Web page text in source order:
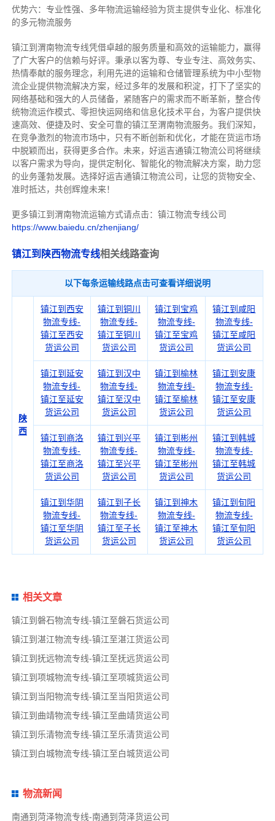
优势六：专业性强、多年物流运输经验为货主提供专业化、标准化
的多元物流服务
镇江到渭南物流专线凭借卓越的服务质量和高效的运输能力，赢得
了广大客户的信赖与好评。 秉承以客为尊、专业专注、高效务实、
热情奉献的服务理念，利用先进的运输和仓储管理系统为中小型物
流企业提供物流解决方案，经过多年的发展和积淀，打下了坚实的
网络基础和强大的人员储备，紧随客户的需求而不断革新，整合传
统物流运作模式、零担快运网络和信息化技术平台，为客户提供快
速高效、便捷及时、安全可靠的镇江至渭南物流服务。 我们深知，
在竞争激烈的物流市场中，只有不断创新和优化，才能在货运市场
中脱颖而出，获得更多合作。 未来，好运吉通镇江物流公司将继续
以客户需求为导向，提供定制化、智能化的物流解决方案，助力您
的业务蓬勃发展。选择好运吉通镇江物流公司，让您的货物安全、
准时抵达，共创辉煌未来！
更多镇江到渭南物流运输方式请点击：镇江物流专线公司
https://www.baiedu.cn/zhenjiang/
镇江到陕西物流专线相关线路查询
以下每条运输线路点击可查看详细说明
陕
西
镇江到西安
物流专线-
镇江至西安
货运公司
镇江到铜川
物流专线-
镇江至铜川
货运公司
镇江到宝鸡
物流专线-
镇江至宝鸡
货运公司
镇江到咸阳
物流专线-
镇江至咸阳
货运公司
镇江到延安
物流专线-
镇江至延安
货运公司
镇江到汉中
物流专线-
镇江至汉中
货运公司
镇江到榆林
物流专线-
镇江至榆林
货运公司
镇江到安康
物流专线-
镇江至安康
货运公司
镇江到商洛
物流专线-
镇江至商洛
货运公司
镇江到兴平
物流专线-
镇江至兴平
货运公司
镇江到彬州
物流专线-
镇江至彬州
货运公司
镇江到韩城
物流专线-
镇江至韩城
货运公司
镇江到华阴
物流专线-
镇江至华阴
货运公司
镇江到子长
物流专线-
镇江至子长
货运公司
镇江到神木
物流专线-
镇江至神木
货运公司
镇江到旬阳
物流专线-
镇江至旬阳
货运公司
相关文章
镇江到磐石物流专线-镇江至磐石货运公司
镇江到湛江物流专线-镇江至湛江货运公司
镇江到抚远物流专线-镇江至抚远货运公司
镇江到项城物流专线-镇江至项城货运公司
镇江到当阳物流专线-镇江至当阳货运公司
镇江到曲靖物流专线-镇江至曲靖货运公司
镇江到乐清物流专线-镇江至乐清货运公司
镇江到白城物流专线-镇江至白城货运公司
物流新闻
南通到菏泽物流专线-南通到菏泽货运公司